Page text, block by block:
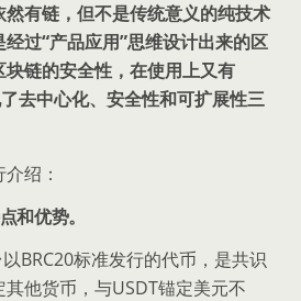
有链，但不是传统意义的纯技术
过“产品应用”思维设计出来的区
链的安全性，在使用上又有
去中心化、安全性和可扩展性三
绍：
和优势。
BRC20标准发行的代币，是共识
他货币，与USDT锚定美元不